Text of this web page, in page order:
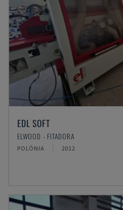
EDL SOFT
ELWOOD - FITADORA
POLÓNIA 2012